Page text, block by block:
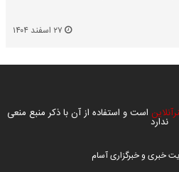
است و استفاده از آن با ذکر منبع منعی
ندارد
خبری و خبرگزاری آسام